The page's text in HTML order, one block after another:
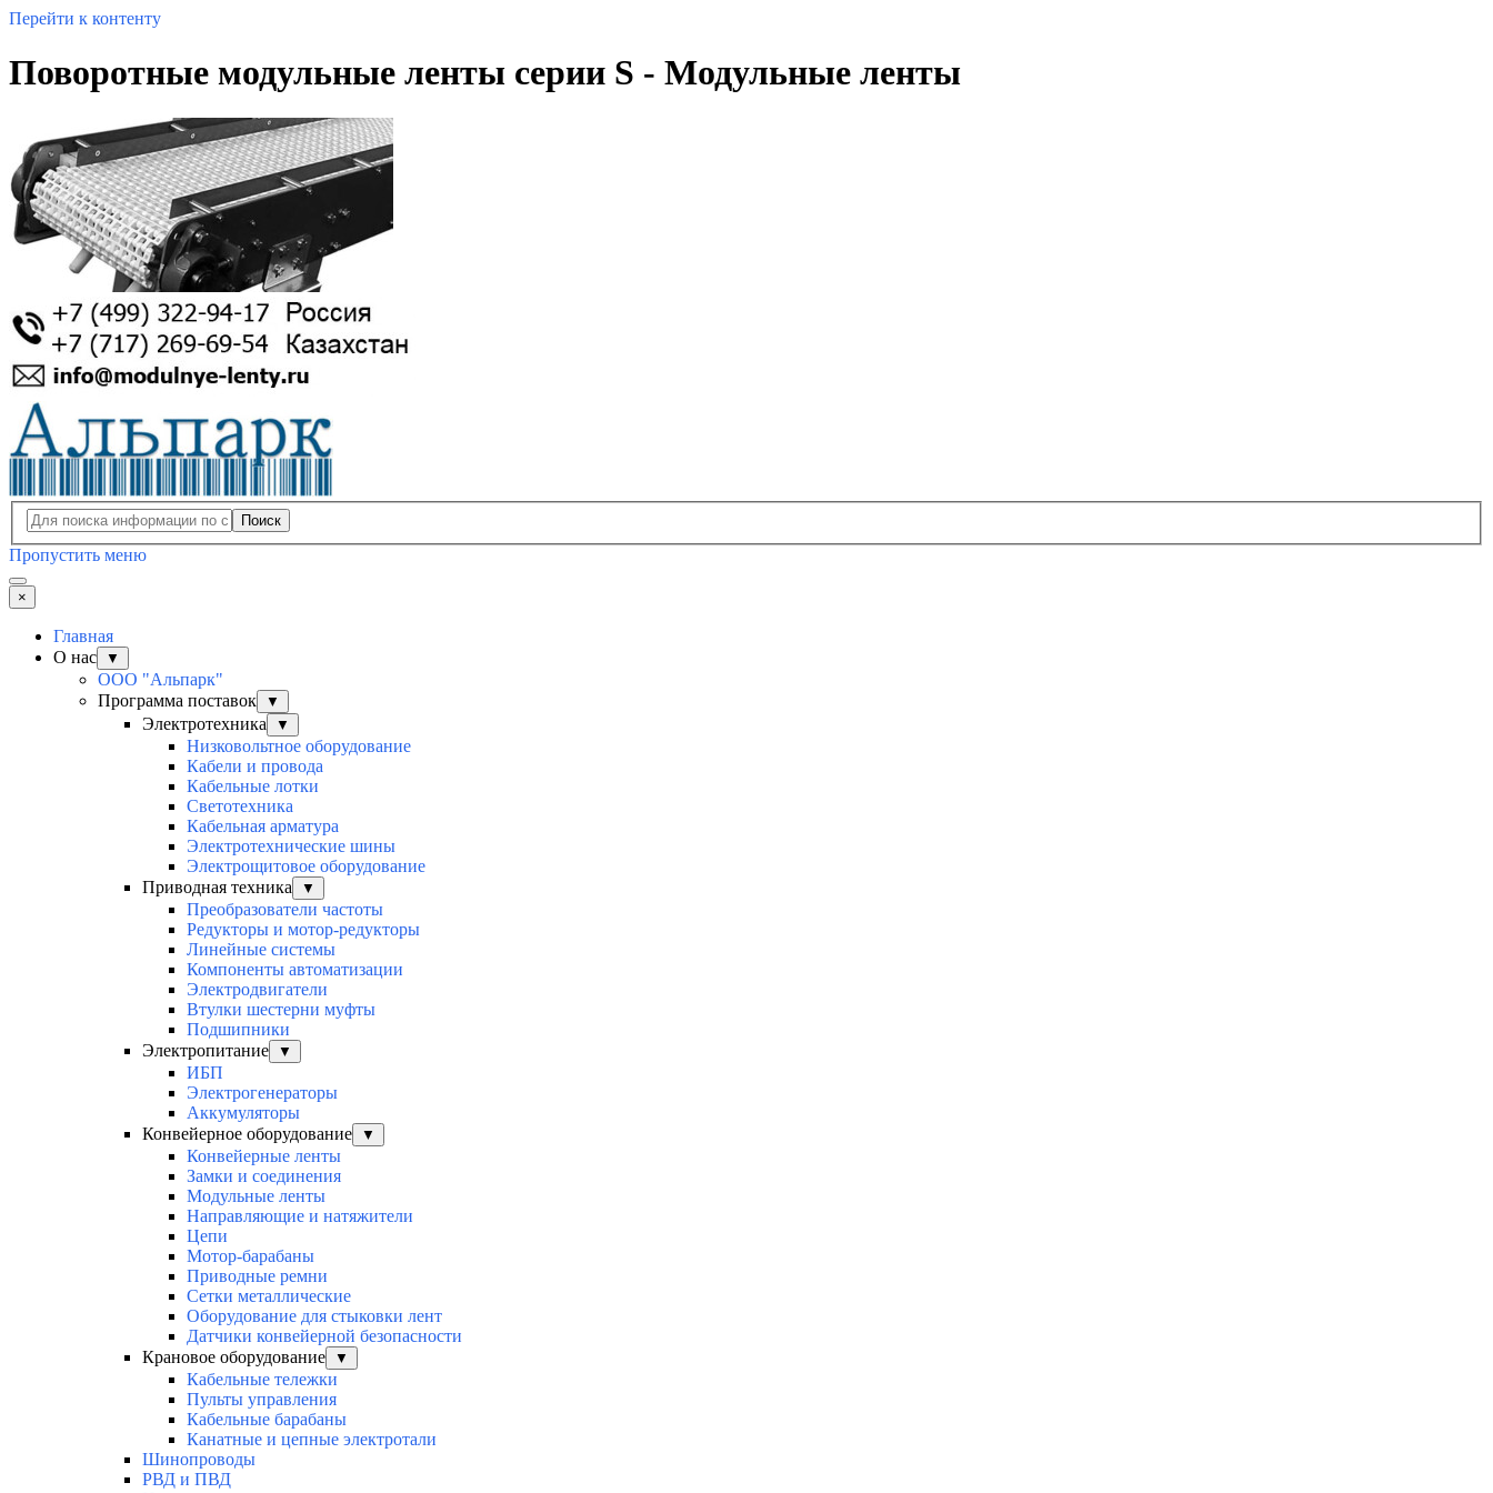
Перейти к контенту
Поворотные модульные ленты серии S - Модульные ленты
Поиск
Пропустить меню
×
Главная
О нас
▼
ООО "Альпарк"
Программа поставок
▼
Электротехника ▼
Низковольтное оборудование
Кабели и провода
Кабельные лотки
Светотехника
Кабельная арматура
Электротехнические шины
Электрощитовое оборудование
Приводная техника
▼
Преобразователи частоты
Редукторы и мотор-редукторы
Линейные системы
Компоненты автоматизации
Электродвигатели
Втулки шестерни муфты
Подшипники
Электропитание
▼
ИБП
Электрогенераторы
Аккумуляторы
Конвейерное оборудование
▼
Конвейерные ленты
Замки и соединения
Модульные ленты
Направляющие и натяжители
Цепи
Мотор-барабаны
Приводные ремни
Сетки металлические
Оборудование для стыковки лент
Датчики конвейерной безопасности
Крановое оборудование
▼
Кабельные тележки
Пульты управления
Кабельные барабаны
Канатные и цепные электротали
Шинопроводы
РВД и ПВД